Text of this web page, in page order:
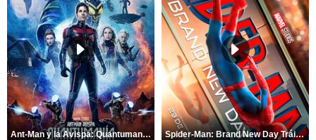
Ant-Man y la Avispa: Quantumanía Tráiler (2) Spider-Man: Brand New Day Tráiler (3)